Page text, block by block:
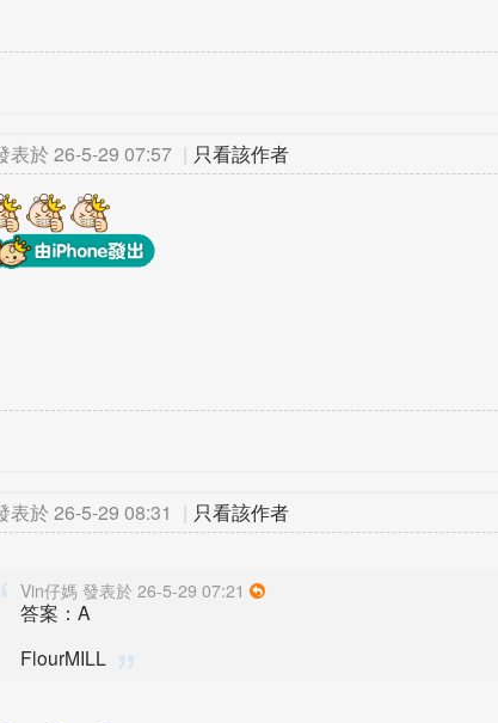
表於 26-5-29 07:57 | 只看該作者
表於 26-5-29 08:31 | 只看該作者
Vin仔媽 發表於 26-5-29 07:21
答案：A
FlourMILL